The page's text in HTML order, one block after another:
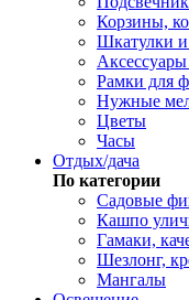
Корзины,
Шкатулки и
Рамки для
Нужные
Цветы
Часы
Отдых/дача
По категории
Садовые
Кашпо
Гамаки,
Шезлонг,
Мангалы